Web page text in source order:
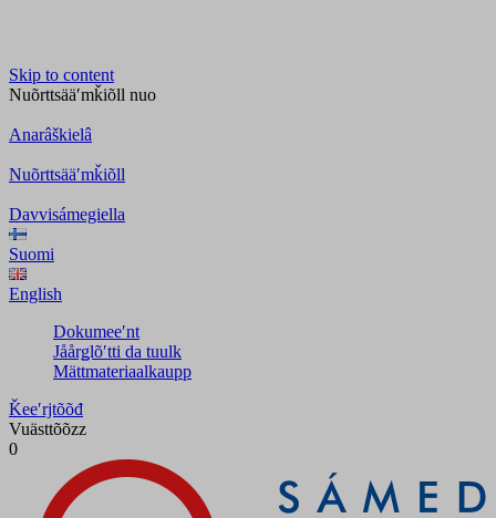
Skip to content
Nuõrttsääʹmǩiõll nuo
Anarâškielâ
Nuõrttsääʹmǩiõll
Davvisámegiella
Suomi
English
Dokumeeʹnt
Jåårǥlõʹtti da tuulk
Mättmateriaalkaupp
Ǩeeʹrjtõõđ
Vuästtõõzz
0